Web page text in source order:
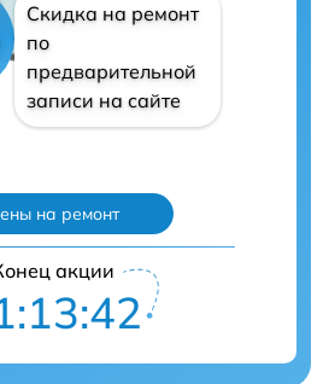
Скидка на ремонт
по
предварительной
записи на сайте
на ремонт
акции